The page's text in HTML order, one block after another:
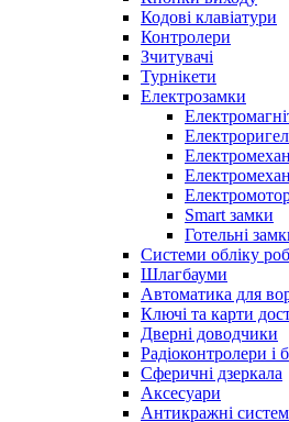
Кодові клавіатури
Контролери
Зчитувачі
Турнікети
Електрозамки
Smart замки
Готельні
Системи обліку
Шлагбауми
Автоматика для
Ключі та карти
Дверні доводчики
Радіоконтролери і
Сферичні дзеркала
Аксесуари
Антикражні